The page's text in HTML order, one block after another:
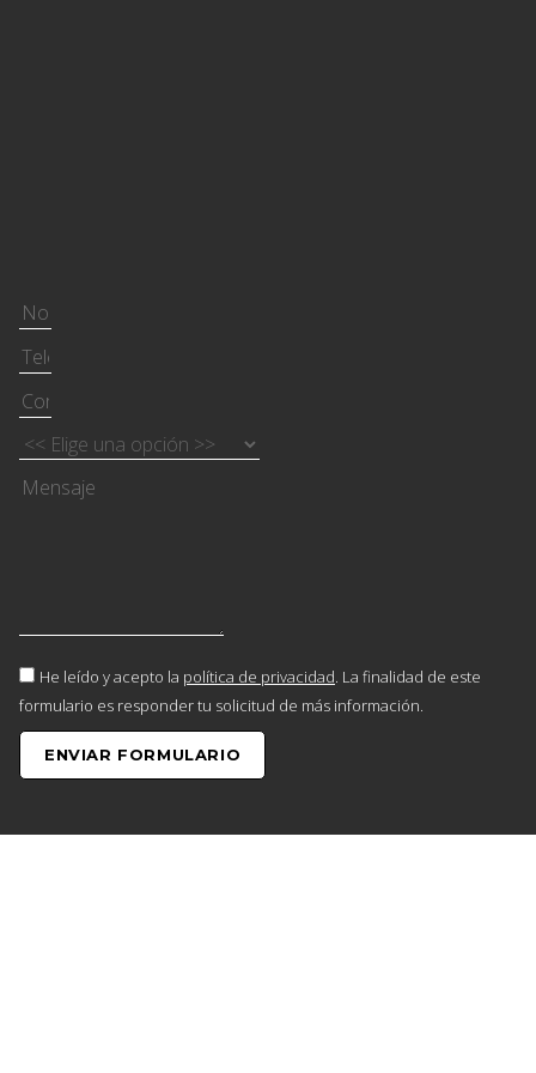
He leído y acepto la política de privacidad. La finalidad de este
formulario es responder tu solicitud de más información.
ENVIAR FORMULARIO